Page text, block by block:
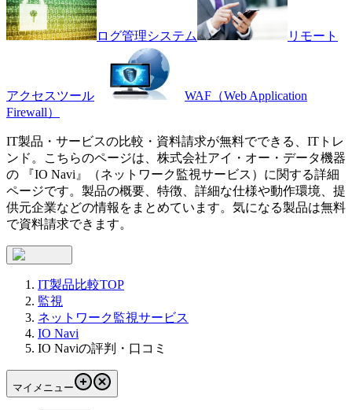
ログ管理システム リモート
アクセスツール
WAF（Web Application
Firewall）
IT製品・サービスの比較・資料請求が無料でできる、ITトレ
ンド。こちらのページは、 株式会社アイ・オー・データ機器
の 『IO Navi 』（ネットワーク監視サービス ）に関する詳細
ページです。製品の概要、特徴、詳細な仕様や動作環境、提
供元企業などの情報をまとめています。気になる製品は無料
で資料請求できます。
IT製品比較TOP
監視
ネットワーク監視サービス
IO Navi
IO Naviの評判・口コミ
マイメニュー